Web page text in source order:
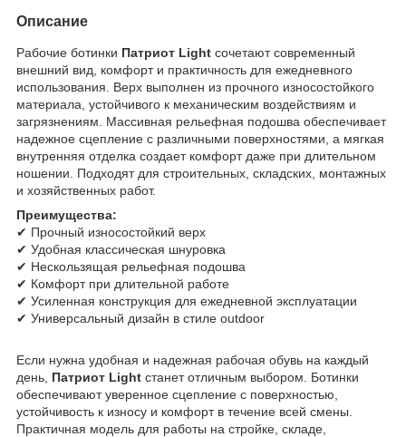
Описание
Рабочие ботинки Патриот Light сочетают современный
внешний вид, комфорт и практичность для ежедневного
использования. Верх выполнен из прочного износостойкого
материала, устойчивого к механическим воздействиям и
загрязнениям. Массивная рельефная подошва обеспечивает
надежное сцепление с различными поверхностями, а мягкая
внутренняя отделка создает комфорт даже при длительном
ношении. Подходят для строительных, складских, монтажных
и хозяйственных работ.
Преимущества:
✔ Прочный износостойкий верх
✔ Удобная классическая шнуровка
✔ Нескользящая рельефная подошва
✔ Комфорт при длительной работе
✔ Усиленная конструкция для ежедневной эксплуатации
✔ Универсальный дизайн в стиле outdoor
Если нужна удобная и надежная рабочая обувь на каждый
день, Патриот Light станет отличным выбором. Ботинки
обеспечивают уверенное сцепление с поверхностью,
устойчивость к износу и комфорт в течение всей смены.
Практичная модель для работы на стройке, складе,